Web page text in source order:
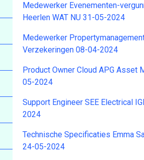
Medewerker Evenementen-
Heerlen WAT NU 31-05-2024
Medewerker
Verzekeringen 08-04-2024
Product Owner Cloud APG Asset
05-2024
Support Engineer SEE Electrical
2024
Technische Specificaties Emma
24-05-2024